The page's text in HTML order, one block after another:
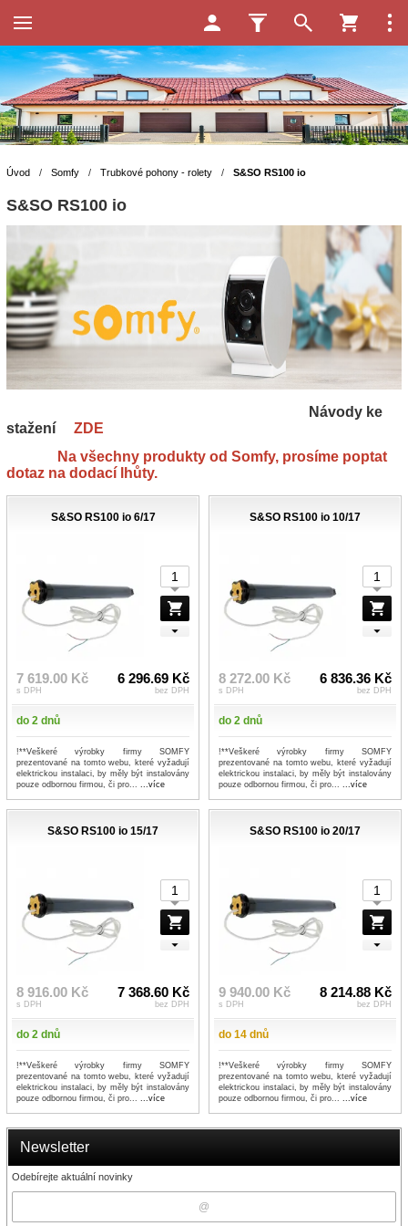
Newsletter
Odebírejte aktuální novinky
Úvod / Somfy / Trubkové pohony - rolety / S&SO RS100 io
S&SO RS100 io
Návody ke
stažení ZDE
Na všechny produkty od Somfy, prosíme poptat
dotaz na dodací lhůty.
S&SO RS100 io 6/17
7 619.00 Kč
s DPH
6 296.69 Kč
bez DPH
do 2 dnů
!**Veškeré výrobky firmy SOMFY
prezentované na tomto webu, které vyžadují
elektrickou instalaci, by měly být instalovány
pouze odbornou firmou, či pro... ...více
S&SO RS100 io 10/17
8 272.00 Kč
s DPH
6 836.36 Kč
bez DPH
do 2 dnů
!**Veškeré výrobky firmy SOMFY
prezentované na tomto webu, které vyžadují
elektrickou instalaci, by měly být instalovány
pouze odbornou firmou, či pro... ...více
S&SO RS100 io 15/17
8 916.00 Kč
s DPH
7 368.60 Kč
bez DPH
do 2 dnů
!**Veškeré výrobky firmy SOMFY
prezentované na tomto webu, které vyžadují
elektrickou instalaci, by měly být instalovány
pouze odbornou firmou, či pro... ...více
S&SO RS100 io 20/17
9 940.00 Kč
s DPH
8 214.88 Kč
bez DPH
do 14 dnů
!**Veškeré výrobky firmy SOMFY
prezentované na tomto webu, které vyžadují
elektrickou instalaci, by měly být instalovány
pouze odbornou firmou, či pro... ...více